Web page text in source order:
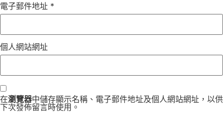
電子郵件地址 *
個人網站網址
在瀏覽器中儲存顯示名稱、電子郵件地址及個人網站網址，以供
下次發佈留言時使用。